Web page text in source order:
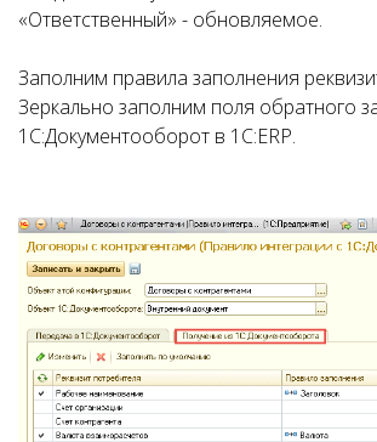
«Ответственный» - обновляемое.
Заполним правила заполнения
Зеркально заполним поля обратного
1С:Документооборот в 1С:ERP.